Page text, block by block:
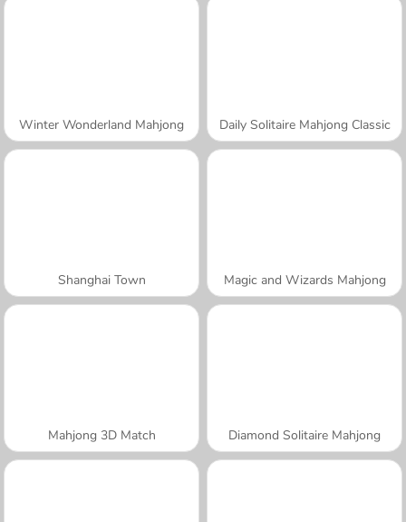
Winter Wonderland Mahjong Daily Solitaire Mahjong Classic
Shanghai Town Magic and Wizards Mahjong
Mahjong 3D Match Diamond Solitaire Mahjong